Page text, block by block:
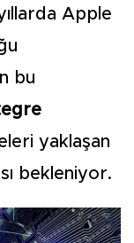
Apple
bu
yaklaşan
bekleniyor.